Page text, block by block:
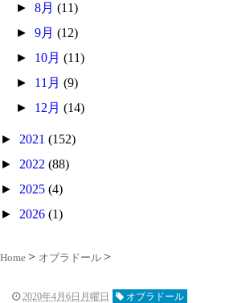
►8月(11)
►9月(12)
► 10月(11)
► 11月(9)
► 12月(14)
► 2021 (152)
► 2022 (88)
► 2025 (4)
► 2026 (1)
Home オブラドール
2020年4月6日月曜日 オブラドール